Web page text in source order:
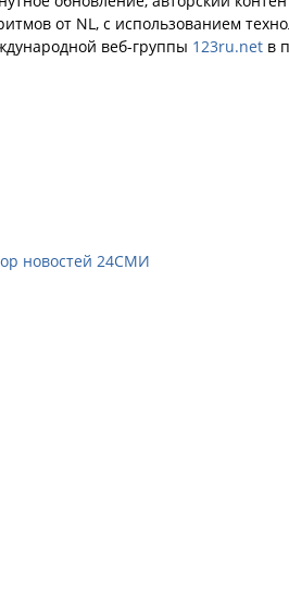
от NL, с использованием
веб-группы 123ru.net в
новостей 24СМИ